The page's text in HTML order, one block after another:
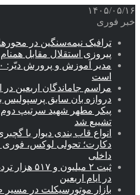
۱۴۰۵/۰۵/۱۶
خبر فوری
ترافیک نیمه‌سنگین در
پیروزی استقلال مقابل
است
مراسم جاماندگان اربعین در
دروازه بان سابق
پیکر مطهر شهید سرتیپ دوم
تشییع شد
انواع قاب بندی دیوار با
دکارت؛ تحولی لوکس، فوری
داخلی
ثبت ۲
در ایام اربعین
بازار موتورسیکلت در مسیر